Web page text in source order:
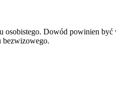
Dowód powinien
bezwizowego.